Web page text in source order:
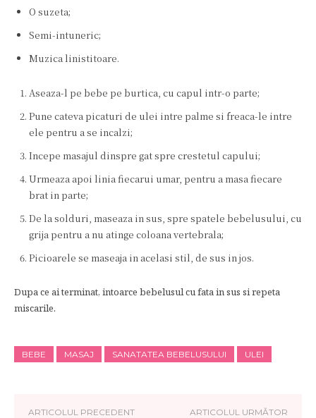
O suzeta;
Semi-intuneric;
Muzica linistitoare.
Aseaza-l pe bebe pe burtica, cu capul intr-o parte;
Pune cateva picaturi de ulei intre palme si freaca-le intre
ele pentru a se incalzi;
Incepe masajul dinspre gat spre crestetul capului;
Urmeaza apoi linia fiecarui umar, pentru a masa fiecare
brat in parte;
De la solduri, maseaza in sus, spre spatele bebelusului, cu
grija pentru a nu atinge coloana vertebrala;
Picioarele se maseaja in acelasi stil, de sus in jos.
Dupa ce ai terminat, intoarce bebelusul cu fata in sus si repeta
miscarile.
BEBE MASAJ SANATATEA BEBELUSULUI ULEI
ARTICOLUL PRECEDENT ARTICOLUL URMĂTOR